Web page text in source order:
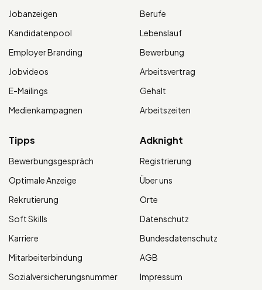
Jobanzeigen
Kandidatenpool
Employer Branding
Jobvideos
E-Mailings
Medienkampagnen
Berufe
Lebenslauf
Bewerbung
Arbeitsvertrag
Gehalt
Arbeitszeiten
Tipps
Bewerbungsgespräch
Optimale Anzeige
Rekrutierung
Soft Skills
Karriere
Mitarbeiterbindung
Sozialversicherungsnummer
Adknight
Registrierung
Über uns
Orte
Datenschutz
Bundesdatenschutz
AGB
Impressum